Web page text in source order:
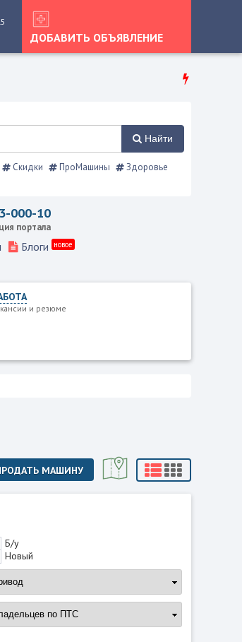
ДОБАВИТЬ ОБЪЯВЛЕНИЕ
Найти
Скидки ПроМашины Здоровье
000-10
портала
Блоги новое
и резюме
МАШИНУ
Б/у
Новый